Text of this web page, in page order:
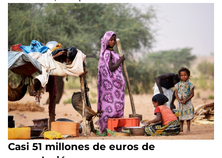
Casi 51 millones de euros de